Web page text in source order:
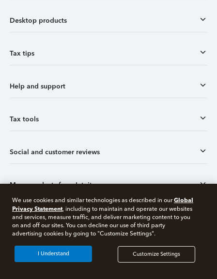
Desktop products
Tax tips
Help and support
Tax tools
Social and customer reviews
More products from Intuit
Sitemap
We use cookies and similar technologies as described in ourGlobal
Privacy Statement, including to maintain and operate our websites
and services, measure traffic, and deliver marketing content to you
on and off our sites. You can decline our use of third party
advertising cookies by going to "Customize Settings".
Customize Settings
I Understand